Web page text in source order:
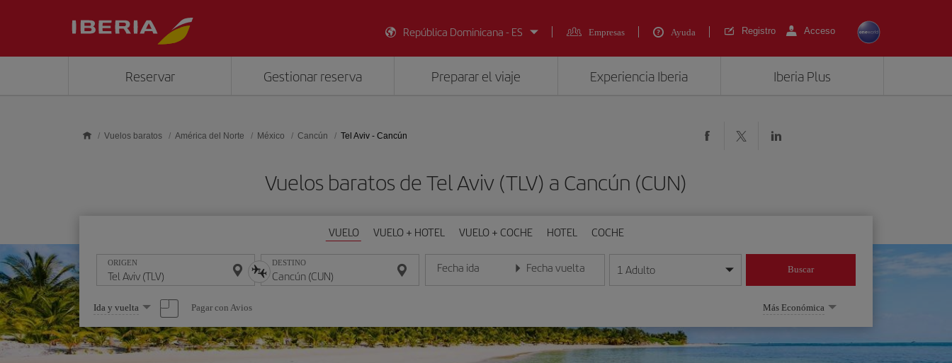
República Dominicana - ES
Empresas Ayuda Registro Acceso
Reservar Gestionar reserva Preparar el viaje Experiencia Iberia Iberia Plus
Vuelos baratos América del Norte México Cancún Tel Aviv - Cancún
Vuelos baratos de Tel Aviv (TLV) a Cancún (CUN)
VUELO VUELO + HOTEL VUELO + COCHE HOTEL COCHE
ORIGEN DESTINO Fecha ida
Introduce la fecha en formato día/mes/año
Fecha vuelta
Introduce la fecha en formato día/mes/año
1 Adulto Buscar
Seleccione
una
opción
Ida y vuelta Pagar con Avios Más Económica